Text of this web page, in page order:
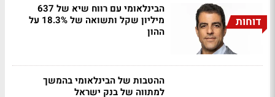
דוחות
הבינלאומי עם רווח שיא של 637
מיליון שקל ותשואה של 18.3% על
ההון
ההטבות של הבינלאומי בהמשך
למתווה של בנק ישראל